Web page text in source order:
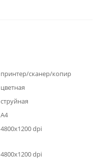
принтер/сканер/копир
цветная
струйная
A4
4800x1200 dpi
4800x1200 dpi